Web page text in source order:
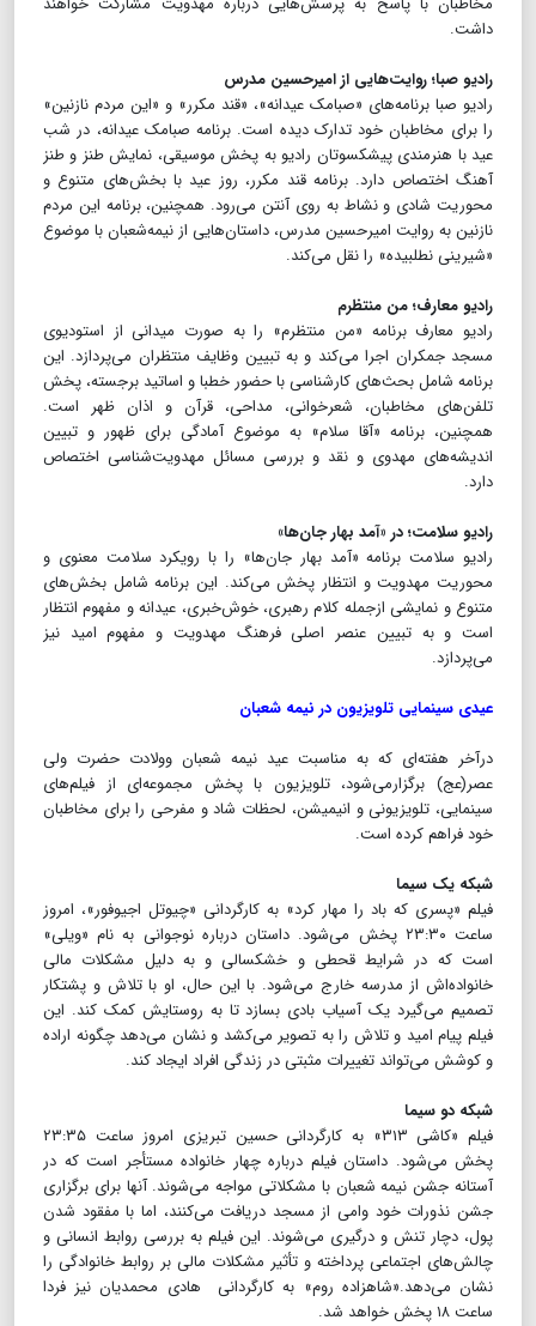
داشت.
رادیو صبا؛ روایت‌هایی از امیرحسین مدرس
رادیو صبا برنامه‌های «صبامک عیدانه»، «قند مکرر» و «این مردم نازنین»
را برای مخاطبان خود تدارک دیده است. برنامه صبامک عیدانه، در شب
عید با هنرمندی پیشکسوتان رادیو به پخش موسیقی، نمایش طنز و طنز
آهنگ اختصاص دارد. برنامه قند مکرر، روز عید با بخش‌های متنوع و
محوریت شادی و نشاط به روی آنتن می‌رود. همچنین، برنامه این مردم
نازنین به روایت امیرحسین مدرس، داستان‌هایی از نیمه‌شعبان با موضوع
«شیرینی نطلبیده» را نقل می‌کند.
رادیو معارف؛ من منتظرم
رادیو معارف برنامه «من منتظرم» را به صورت میدانی از استودیوی
مسجد جمکران اجرا می‌کند و به تبیین وظایف منتظران می‌پردازد. این
برنامه شامل بحث‌های کارشناسی با حضور خطبا و اساتید برجسته، پخش
تلفن‌های مخاطبان، شعرخوانی، مداحی، قرآن و اذان ظهر است.
همچنین، برنامه «آقا سلام» به موضوع آمادگی برای ظهور و تبیین
اندیشه‌های مهدوی و نقد و بررسی مسائل مهدویت‌شناسی اختصاص
دارد.
رادیو سلامت؛ در «آمد بهار جان‌ها»
رادیو سلامت برنامه «آمد بهار جان‌ها» را با رویکرد سلامت معنوی و
محوریت مهدویت و انتظار پخش می‌کند. این برنامه شامل بخش‌های
متنوع و نمایشی ازجمله کلام رهبری، خوش‌خبری، عیدانه و مفهوم انتظار
است و به تبیین عنصر اصلی فرهنگ مهدویت و مفهوم امید نیز
می‌پردازد.
عیدی سینمایی تلویزیون در نیمه شعبان
درآخر هفته‌ای که به مناسبت عید نیمه شعبان وولادت حضرت ولی
عصر(عج) برگزارمی‌شود، تلویزیون با پخش مجموعه‌ای از فیلم‌های
سینمایی، تلویزیونی و انیمیشن، لحظات شاد و مفرحی را برای مخاطبان
خود فراهم کرده است.
شبکه یک سیما
فیلم «پسری که باد را مهار کرد» به کارگردانی «چیوتل اجیوفور»، امروز
ساعت ۲۳:۳۰ پخش می‌شود. داستان درباره نوجوانی به نام «ویلی»
است که در شرایط قحطی و خشکسالی و به دلیل مشکلات مالی
خانواده‌اش از مدرسه خارج می‌شود. با این حال، او با تلاش و پشتکار
تصمیم می‌گیرد یک آسیاب بادی بسازد تا به روستایش کمک کند. این
فیلم پیام امید و تلاش را به تصویر می‌کشد و نشان می‌دهد چگونه اراده
و کوشش می‌تواند تغییرات مثبتی در زندگی افراد ایجاد کند.
شبکه دو سیما
فیلم «کاشی ۳۱۳» به کارگردانی حسین تبریزی امروز ساعت ۲۳:۳۵
پخش می‌شود. داستان فیلم درباره چهار خانواده مستأجر است که در
آستانه جشن نیمه شعبان با مشکلاتی مواجه می‌شوند. آنها برای برگزاری
جشن نذورات خود وامی از مسجد دریافت می‌کنند، اما با مفقود شدن
پول، دچار تنش و درگیری می‌شوند. این فیلم به بررسی روابط انسانی و
چالش‌های اجتماعی پرداخته و تأثیر مشکلات مالی بر روابط خانوادگی را
نشان می‌دهد.«شاهزاده روم» به کارگردانی هادی محمدیان نیز فردا
ساعت ۱۸ پخش خواهد شد.